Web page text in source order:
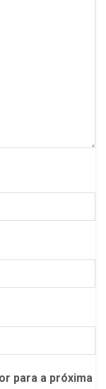
para a próxima